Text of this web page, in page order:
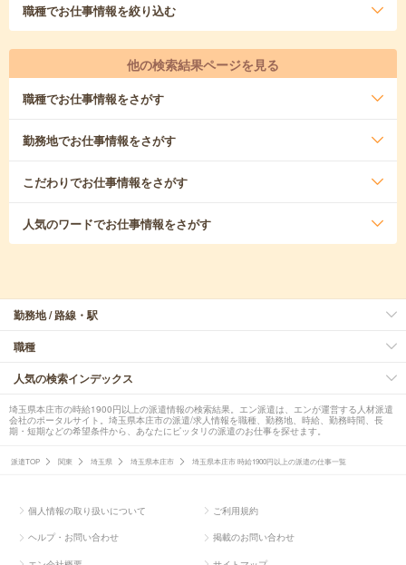
職種でお仕事情報を絞り込む
他の検索結果ページを見る
職種でお仕事情報をさがす
勤務地でお仕事情報をさがす
こだわりでお仕事情報をさがす
人気のワードでお仕事情報をさがす
勤務地 / 路線・駅
職種
人気の検索インデックス
埼玉県本庄市の時給1900円以上の派遣情報の検索結果。エン派遣は、エンが運営する人材派遣
会社のポータルサイト。埼玉県本庄市の派遣/求人情報を職種、勤務地、時給、勤務時間、長
期・短期などの希望条件から、あなたにピッタリの派遣のお仕事を探せます。
派遣TOP 関東 埼玉県 埼玉県本庄市 埼玉県本庄市 時給1900円以上の派遣の仕事一覧
個人情報の取り扱いについて ご利用規約
ヘルプ・お問い合わせ 掲載のお問い合わせ